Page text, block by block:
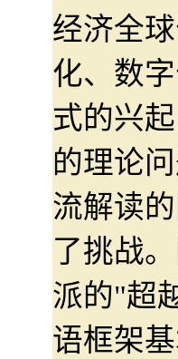
经济全
化、数
式的兴
的理论
流解读
了挑战
派的"超
语框架